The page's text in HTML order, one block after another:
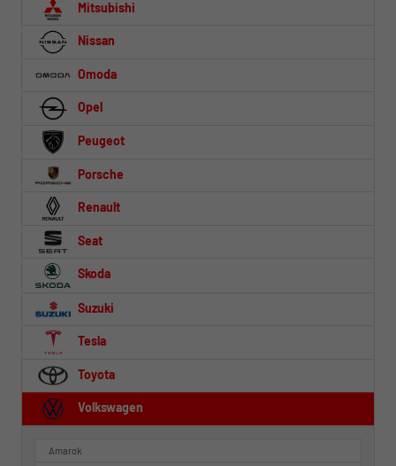
Mitsubishi
Nissan
Omoda
Opel
Peugeot
Porsche
Renault
Seat
Skoda
Suzuki
Tesla
Toyota
Volkswagen
Amarok